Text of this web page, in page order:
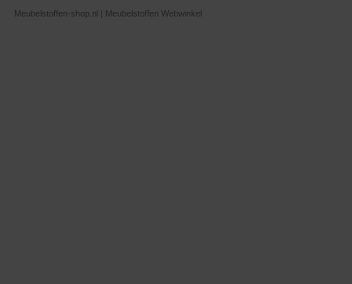
Meubelstoffen-shop.nl | Meubelstoffen Webwinkel